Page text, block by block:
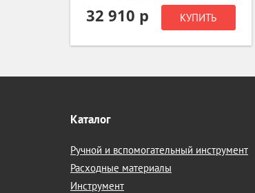
32 910 р КУПИТЬ
Каталог
Ручной и вспомогательный инструмент
Расходные материалы
Инструмент